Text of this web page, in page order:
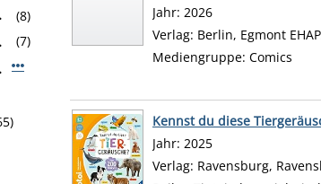
(8)
(7)
Mehr Interessenkreis-Filter anzeigen
Jahr: 2026
Verlag: Berlin, Egmont
Mediengruppe: Comics
Kennst du diese
Suche nach diesem Verfasser
Jahr: 2025
Verlag: Ravensburg,